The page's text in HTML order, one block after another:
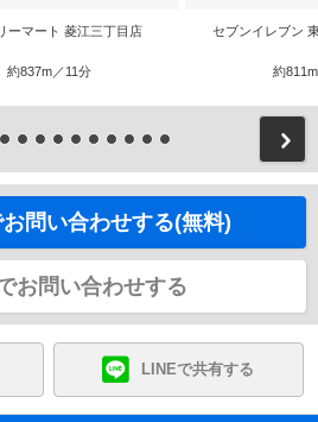
ーマート 菱江三丁目店
約837m／11分
セブンイレブン
約
お問い合わせする(無料)
お問い合わせする
LINEで共有する